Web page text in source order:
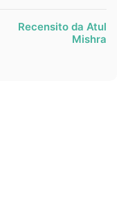
Recensito da Atul
Mishra